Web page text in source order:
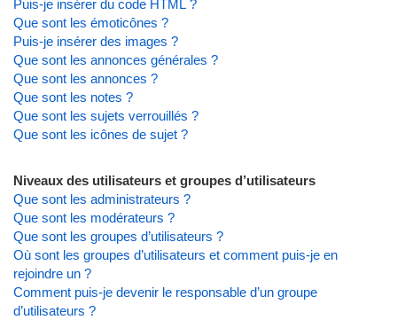
Puis-je insérer du code HTML ?
Que sont les émoticônes ?
Puis-je insérer des images ?
Que sont les annonces générales ?
Que sont les annonces ?
Que sont les notes ?
Que sont les sujets verrouillés ?
Que sont les icônes de sujet ?
Niveaux des utilisateurs et groupes d’utilisateurs
Que sont les administrateurs ?
Que sont les modérateurs ?
Que sont les groupes d’utilisateurs ?
Où sont les groupes d’utilisateurs et comment puis-je en
rejoindre un ?
Comment puis-je devenir le responsable d’un groupe
d’utilisateurs ?